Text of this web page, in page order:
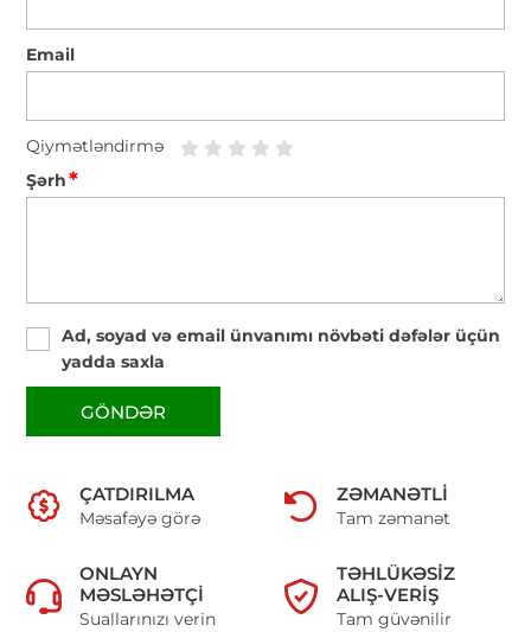
Email
Qiymətləndirmə
Şərh*
Ad, soyad və email ünvanımı növbəti dəfələr üçün
yadda saxla
GÖNDƏR
ÇATDIRILMA
Məsafəyə görə
ZƏMANƏTLI
Tam zəmanət
ONLAYN
MƏSLƏHƏTÇI
Suallarınızı verin
TƏHLÜKƏSIZ
ALIŞ-VERIŞ
Tam güvənilir